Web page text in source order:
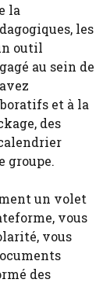
la
les
outil
au sein de
et à la
des
groupe.
un volet
vous
vous
des